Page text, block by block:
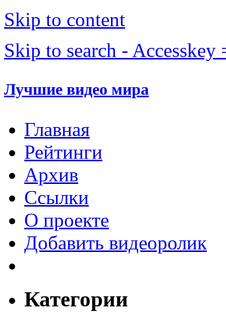
Skip to content
Skip to search - Accesskey
Лучшие видео мира
Главная
Рейтинги
Архив
Ссылки
О проекте
Добавить видеоролик
Категории